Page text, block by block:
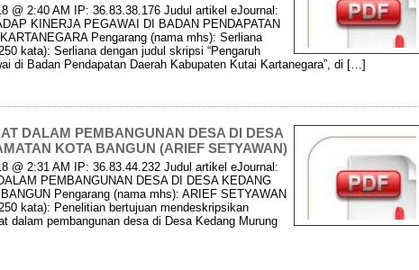
@ 2:40 AM IP: 36.83.38.176 Judul artikel eJournal:
KINERJA PEGAWAI DI BADAN PENDAPATAN
Pengarang (nama mhs): Serliana
kata): Serliana dengan judul skripsi “Pengaruh
di Badan Pendapatan Daerah Kabupaten Kutai Kartanegara”, di […]
DALAM PEMBANGUNAN DESA DI DESA
KOTA BANGUN (ARIEF SETYAWAN)
@ 2:31 AM IP: 36.83.44.232 Judul artikel eJournal:
PEMBANGUNAN DESA DI DESA KEDANG
Pengarang (nama mhs): ARIEF SETYAWAN
kata): Penelitian bertujuan mendeskripsikan
dalam pembangunan desa di Desa Kedang Murung